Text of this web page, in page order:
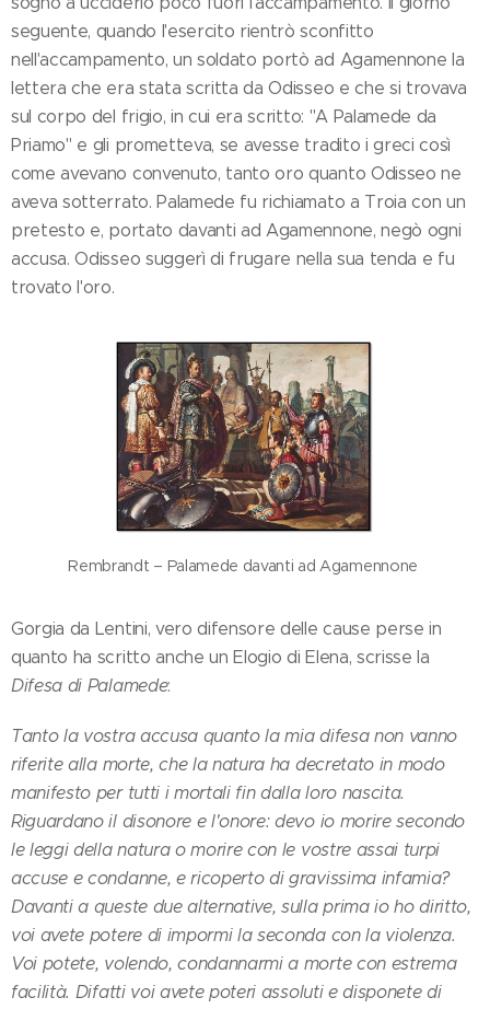
seguente, quando l'esercito rientrò sconfitto
nell'accampamento, un soldato portò ad Agamennone la
lettera che era stata scritta da Odisseo e che si trovava
sul corpo del frigio, in cui era scritto: "A Palamede da
Priamo" e gli prometteva, se avesse tradito i greci così
come avevano convenuto, tanto oro quanto Odisseo ne
aveva sotterrato. Palamede fu richiamato a Troia con un
pretesto e, portato davanti ad Agamennone, negò ogni
accusa. Odisseo suggerì di frugare nella sua tenda e fu
trovato l'oro.
Rembrandt – Palamede davanti ad Agamennone
Gorgia da Lentini, vero difensore delle cause perse in
quanto ha scritto anche un Elogio di Elena, scrisse la
Difesa di Palamede:
Tanto la vostra accusa quanto la mia difesa non vanno
riferite alla morte, che la natura ha decretato in modo
manifesto per tutti i mortali fin dalla loro nascita.
Riguardano il disonore e l'onore: devo io morire secondo
le leggi della natura o morire con le vostre assai turpi
accuse e condanne, e ricoperto di gravissima infamia?
Davanti a queste due alternative, sulla prima io ho diritto,
voi avete potere di impormi la seconda con la violenza.
Voi potete, volendo, condannarmi a morte con estrema
facilità. Difatti voi avete poteri assoluti e disponete di